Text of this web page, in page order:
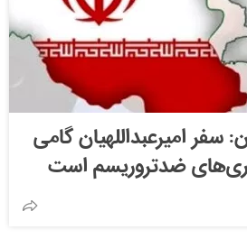
سفر امیرعبداللهیان گامی
ضدتروریسم است